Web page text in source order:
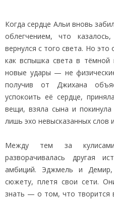
Когда сердце Альи вновь
облегчением, что
вернулся с того света. Но
как вспышка света в тёмной
новые удары — не
получив от Джихана
успокоить её сердце,
вещи, взяла сына и
лишь эхо невысказанных слов
Между тем за
разворачивалась другая
амбиций. Эджмель и
сюжету, плетя свои сети.
знать — о том, что творится